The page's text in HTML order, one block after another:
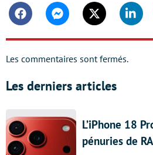
FacebookMessengerTwitter
Les commentaires sont fermés.
Les derniers articles
L’iPhone 18
pénuries de